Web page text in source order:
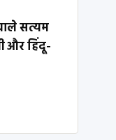
सत्यम
और हिंदू-